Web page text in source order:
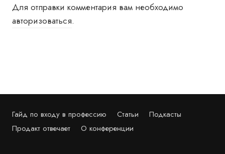
Для отправки комментария вам необходимо
авторизоваться.
Гайд по входу в профессию Статьи
Подкасты
Продакт отвечает
О конференции